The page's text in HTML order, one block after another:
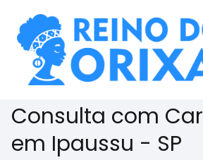
Consulta com
em Ipaussu - SP